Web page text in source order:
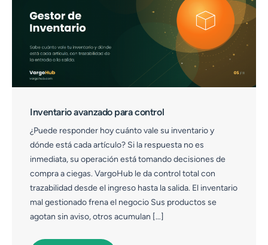
Inventario avanzado para control
¿Puede responder hoy cuánto vale su inventario y
dónde está cada artículo? Si la respuesta no es
inmediata, su operación está tomando decisiones de
compra a ciegas. VargoHub le da control total con
trazabilidad desde el ingreso hasta la salida. El inventario
mal gestionado frena el negocio Sus productos se
agotan sin aviso, otros acumulan […]